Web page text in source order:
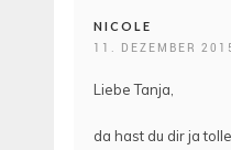
NICOLE
11. DEZEMBER
Liebe Tanja,
da hast du dir ja